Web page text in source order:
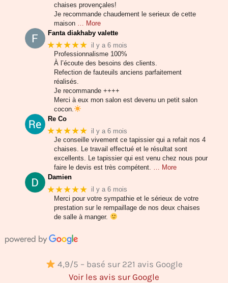
chaises provençales!
Je recommande chaudement le serieux de cette
maison
… More
Fanta diakhaby valette
★★★★★ il y a 6 mois
Professionnalisme 100%
À l’écoute des besoins des clients.
Refection de fauteuils anciens parfaitement
réalisés.
Je recommande ++++
Merci à eux mon salon est devenu un petit salon
cocon.
Re Co
★★★★★ il y a 6 mois
Je conseille vivement ce tapissier qui a refait nos 4
chaises. Le travail effectué et le résultat sont
excellents. Le tapissier qui est venu chez nous pour
faire le devis est très compétent. … More
Damien
★★★★★ il y a 6 mois
Merci pour votre sympathie et le sérieux de votre
prestation sur le rempaillage de nos deux chaises
de salle à manger.
4,9/5 – basé sur 221 avis Google
Voir les avis sur Google